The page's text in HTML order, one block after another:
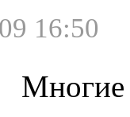
16:50
Многие